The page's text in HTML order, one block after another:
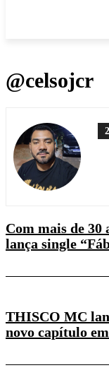
@celsojcr
Com mais de 30
lança single
THISCO MC
novo capítulo